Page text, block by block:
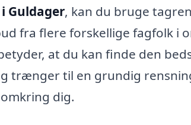
Guldager, kan du bruge
fra flere forskellige fagfolk i
at du kan finde den
trænger til en grundig
dig.